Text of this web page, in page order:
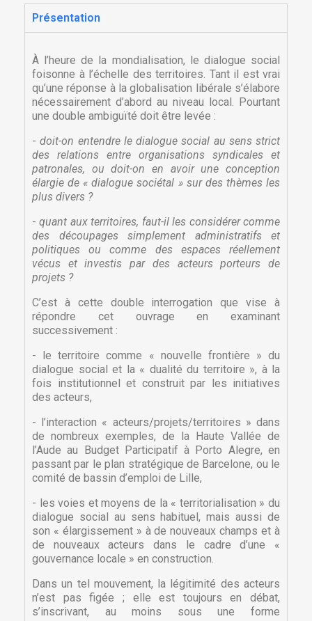
Créer une liste d'envies ×
Connexion ×
Présentation
À l’heure de la mondialisation, le dialogue social
foisonne à l’échelle des territoires. Tant il est vrai
qu’une réponse à la globalisation libérale s’élabore
nécessairement d’abord au niveau local. Pourtant
une double ambiguïté doit être levée :
-doit-on entendre le dialogue social au sens strict
des relations entre organisations syndicales et
patronales, ou doit-on en avoir une conception
élargie de « dialogue sociétal » sur des thèmes les
plus divers ?
-quant aux territoires, faut-il les considérer comme
des découpages simplement administratifs et
politiques ou comme des espaces réellement
vécus et investis par des acteurs porteurs de
projets ?
C’est à cette double interrogation que vise à
répondre cet ouvrage en examinant
successivement :
- le territoire comme « nouvelle frontière » du
dialogue social et la « dualité du territoire », à la
fois institutionnel et construit par les initiatives
des acteurs,
- l’interaction « acteurs/projets/territoires » dans
de nombreux exemples, de la Haute Vallée de
l’Aude au Budget Participatif à Porto Alegre, en
passant par le plan stratégique de Barcelone, ou le
comité de bassin d’emploi de Lille,
- les voies et moyens de la « territorialisation » du
dialogue social au sens habituel, mais aussi de
son « élargissement » à de nouveaux champs et à
de nouveaux acteurs dans le cadre d’une «
gouvernance locale » en construction.
Dans un tel mouvement, la légitimité des acteurs
n’est pas figée ; elle est toujours en débat,
s’inscrivant, au moins sous une forme